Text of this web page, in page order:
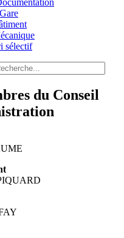
sélectif
du Conseil